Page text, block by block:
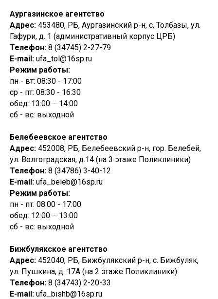
Аургазинское агентство
Адрес: 453480, РБ, Аургазинский р-н, с. Толбазы, ул.
Гафури, д. 1 (административный корпус ЦРБ)
Телефон: 8 (34745) 2-27-79
E-mail: ufa_tol@16sp.ru
Режим работы:
пн - вт: 08:30 - 17:00
ср - пт: 08:30 - 16:30
обед: 13:00 – 14:00
сб - вс: выходной
Белебеевское агентство
Адрес: 452008, РБ, Белебеевский р-н, гор. Белебей,
ул. Волгоградская, д.14 (на 3 этаже Поликлиники)
Телефон: 8 (34786) 3-40-12
E-mail: ufa_beleb@16sp.ru
Режим работы:
пн - пт: 08:00 - 17:00
обед: 12:00 – 13:00
сб - вс: выходной
Бижбулякское агентство
Адрес: 452040, РБ, Бижбулякский р-н, с. Бижбуляк,
ул. Пушкина, д. 17А (на 2 этаже Поликлиники)
Телефон: 8 (34743) 2-20-33
E-mail: ufa_bishb@16sp.ru